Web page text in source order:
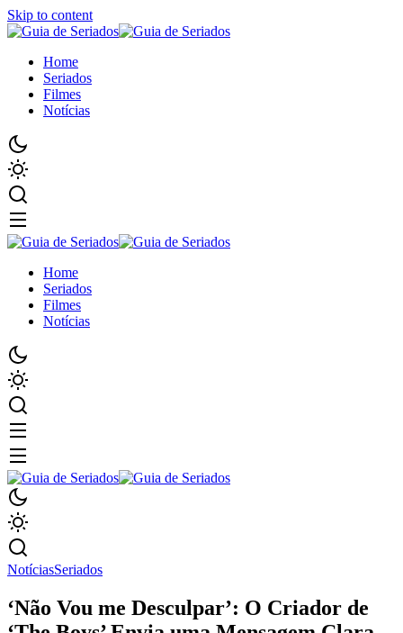
Skip to content
Home
Seriados
Filmes
Notícias
Home
Seriados
Filmes
Notícias
NotíciasSeriados
‘Não Vou me Desculpar’: O Criador de